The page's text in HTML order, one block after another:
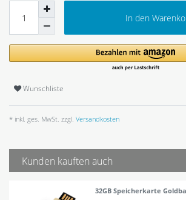
In den
Wunschliste
* inkl. ges. MwSt. zzgl. Versandkosten
Kunden kauften auch
32GB Speicherkarte